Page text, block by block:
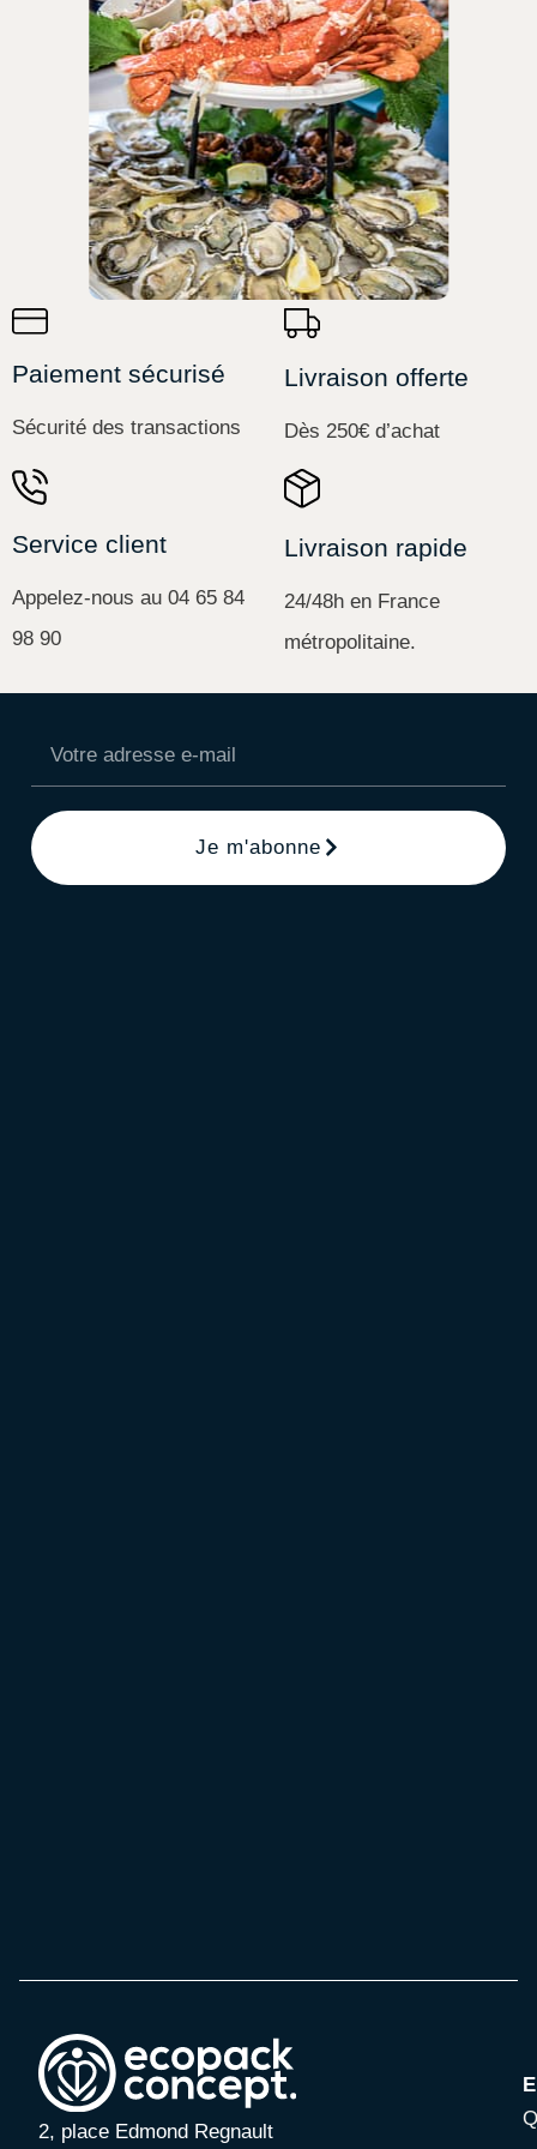
Paiement sécurisé
Sécurité des transactions
Livraison offerte
Dès 250€ d’achat
Service client
Appelez-nous au 04 65 84
98 90
Livraison rapide
24/48h en France
métropolitaine.
Je m'abonne
2, place Edmond Regnault